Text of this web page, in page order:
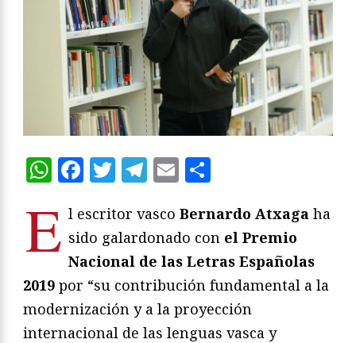
WhatsApp
Facebook
Twitter
Telegram
Email
E l escritor vasco Bernardo Atxaga ha
sido galardonado con el Premio
Nacional de las Letras Españolas
2019 por “su contribución fundamental a la
modernización y a la proyección
internacional de las lenguas vasca y